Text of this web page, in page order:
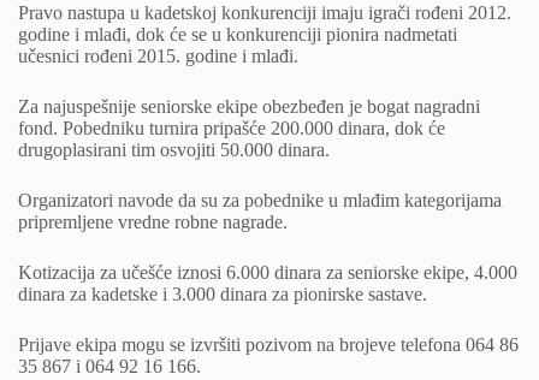
Pravo nastupa u kadetskoj konkurenciji imaju igrači rođeni 2012.
godine i mlađi, dok će se u konkurenciji pionira nadmetati
učesnici rođeni 2015. godine i mlađi.
Za najuspešnije seniorske ekipe obezbeđen je bogat nagradni
fond. Pobedniku turnira pripašće 200.000 dinara, dok će
drugoplasirani tim osvojiti 50.000 dinara.
Organizatori navode da su za pobednike u mlađim kategorijama
pripremljene vredne robne nagrade.
Kotizacija za učešće iznosi 6.000 dinara za seniorske ekipe, 4.000
dinara za kadetske i 3.000 dinara za pionirske sastave.
Prijave ekipa mogu se izvršiti pozivom na brojeve telefona 064 86
35 867 i 064 92 16 166.